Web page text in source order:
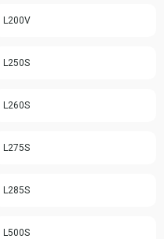
L200V
L250S
L260S
L275S
L285S
L500S